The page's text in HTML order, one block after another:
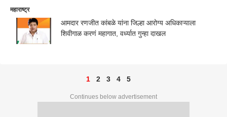
महाराष्ट्र
आमदार रणजीत कांबळे यांना जिल्हा आरोग्य अधिकाऱ्याला
शिवीगाळ करणं महागात, वर्ध्यात गुन्हा दाखल
1 2 3 4 5
Continues below advertisement